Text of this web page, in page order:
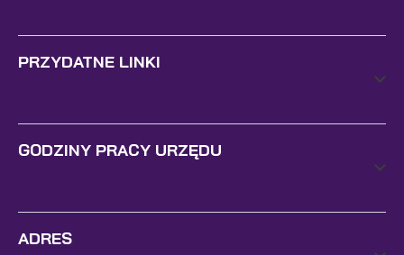
PRZYDATNE LINKI
GODZINY PRACY URZĘDU
ADRES